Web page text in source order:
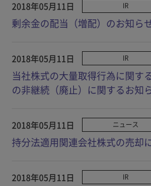
2018年05月11日 IR
剰余金の配当（増配）のお知ら
2018年05月11日 IR
当社株式の大量取得行為に関す
の非継続（廃止）に関するお知
2018年05月11日 ニュース
持分法適用関連会社株式の売却
2018年05月11日 IR